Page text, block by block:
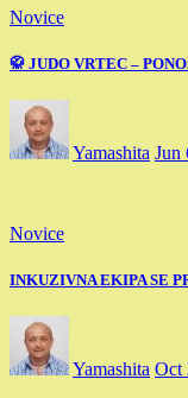
Novice
🥋 JUDO VRTEC –
Yamashita Jun
Novice
INKUZIVNA EKIPA SE
Yamashita Oct